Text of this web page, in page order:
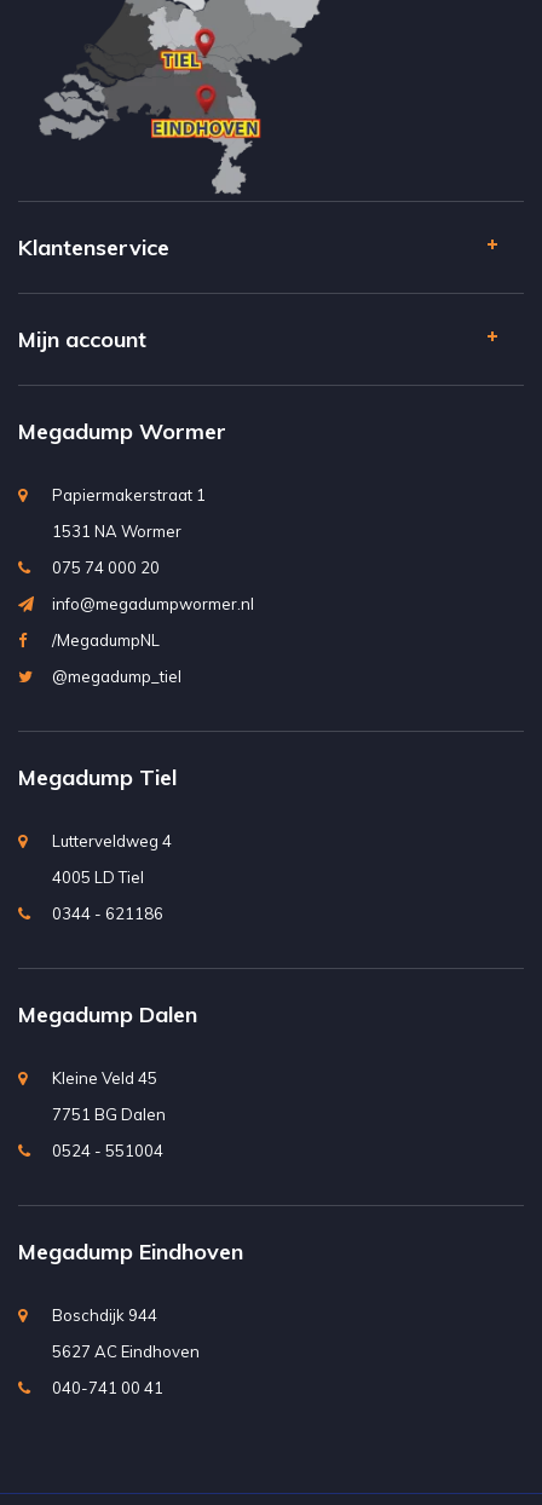
Klantenservice
Mijn account
Megadump Wormer
Papiermakerstraat 1
1531 NA Wormer
075 74 000 20
info@megadumpwormer.nl
/MegadumpNL
@megadump_tiel
Megadump Tiel
Lutterveldweg 4
4005 LD Tiel
0344 - 621186
Megadump Dalen
Kleine Veld 45
7751 BG Dalen
0524 - 551004
Megadump Eindhoven
Boschdijk 944
5627 AC Eindhoven
040-741 00 41